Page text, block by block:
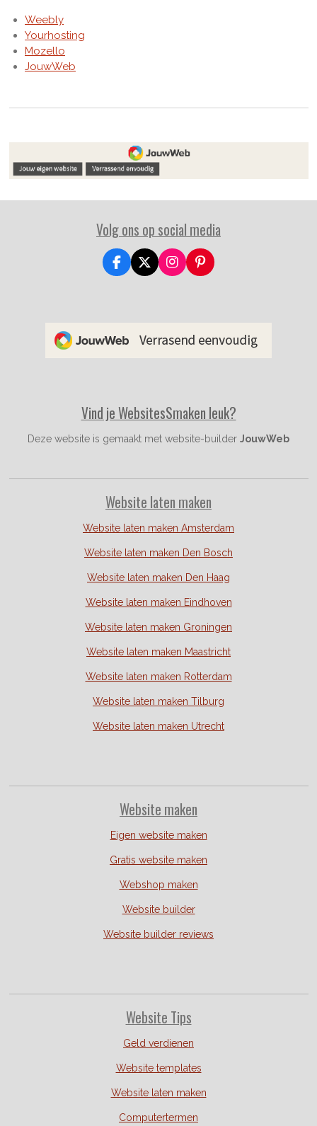
Weebly
Yourhosting
Mozello
JouwWeb
Volg ons op social media
F
a
o
X
I
n
r
P
i
e
Vind je WebsitesSmaken leuk?
Deze website is gemaakt met website-builder JouwWeb
Website laten maken
Website laten maken Amsterdam
Website laten maken Den Bosch
Website laten maken Den Haag
Website laten maken Eindhoven
Website laten maken Groningen
Website laten maken Maastricht
Website laten maken Rotterdam
Website laten maken Tilburg
Website laten maken Utrecht
Website maken
Eigen website maken
Gratis website maken
Webshop maken
Website builder
Website builder reviews
Website Tips
Geld verdienen
Website templates
Website laten maken
Computertermen